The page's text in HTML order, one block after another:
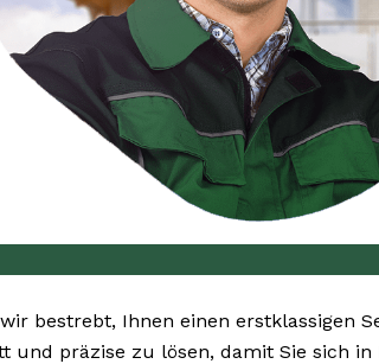
bestrebt, Ihnen einen erstklassigen
präzise zu lösen, damit Sie sich